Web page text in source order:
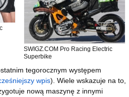
SWIGZ.COM Pro Racing Electric
Superbike
tegorocznym występem
wpis). Wiele wskazuje na to,
nową maszynę z innymi